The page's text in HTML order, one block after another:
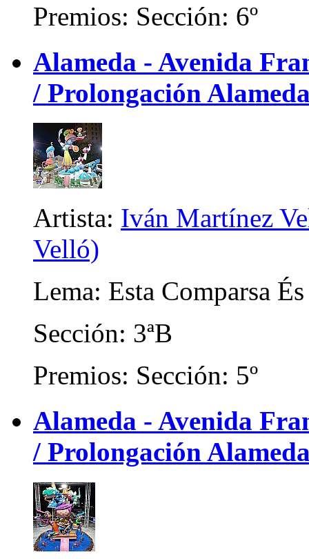
Premios: Sección: 6º
Alameda - Avenida
/ Prolongación
Artista: Iván Martínez
Velló)
Lema: Esta Comparsa
Sección: 3ªB
Premios: Sección: 5º
Alameda - Avenida
/ Prolongación